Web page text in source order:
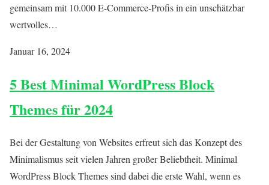
gemeinsam mit 10.000 E-Commerce-Profis in ein unschätzbar
wertvolles…
Januar 16, 2024
5 Best Minimal WordPress Block
Themes für 2024
Bei der Gestaltung von Websites erfreut sich das Konzept des
Minimalismus seit vielen Jahren großer Beliebtheit. Minimal
WordPress Block Themes sind dabei die erste Wahl, wenn es